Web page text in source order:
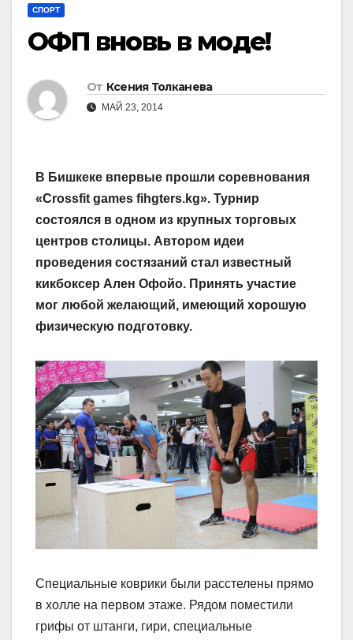
СПОРТ
ОФП вновь в моде!
От Ксения Толканева
МАЙ 23, 2014
В Бишкеке впервые прошли соревнования
«Crossfit games fihgters.kg». Турнир
состоялся в одном из крупных торговых
центров столицы. Автором идеи
проведения состязаний стал известный
кикбоксер Ален Офойо. Принять участие
мог любой желающий, имеющий хорошую
физическую подготовку.
Специальные коврики были расстелены прямо
в холле на первом этаже. Рядом поместили
грифы от штанги, гири, специальные